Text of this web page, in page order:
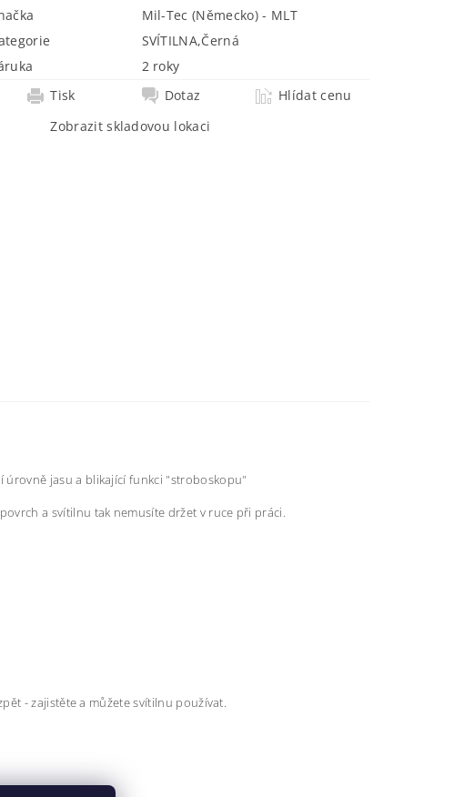
Mil-Tec (Německo) - MLT
SVÍTILNA,Černá
2 roky
Tisk
Dotaz
Hlídat cenu
Zobrazit skladovou lokaci
úrovně jasu a blikající funkci "stroboskopu"
a svítilnu tak nemusíte držet v ruce při práci.
- zajistěte a můžete svítilnu používat.